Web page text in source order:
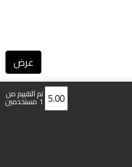
عرض
5.00 تم التقييم من
1 مستخدمين